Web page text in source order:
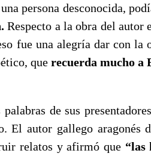
persona desconocida,
Respecto a la obra del autor
fue una alegría dar con la
que recuerda mucho a
de sus
El autor gallego aragonés
relatos y afirmó que “las